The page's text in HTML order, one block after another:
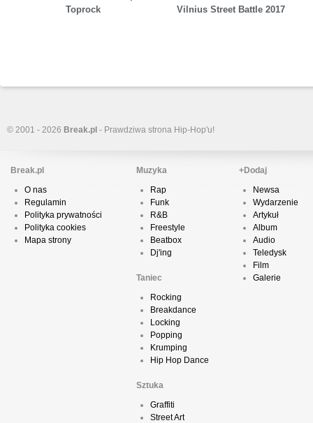
Toprock
Vilnius Street Battle 2017
© 2001 - 2026 Break.pl - Prawdziwa strona Hip-Hop'u!
Break.pl
O nas
Regulamin
Polityka prywatności
Polityka cookies
Mapa strony
Muzyka
Rap
Funk
R&B
Freestyle
Beatbox
Dj'ing
Taniec
Rocking
Breakdance
Locking
Popping
Krumping
Hip Hop Dance
Sztuka
Graffiti
Street Art
+Dodaj
Newsa
Wydarzenie
Artykuł
Album
Audio
Teledysk
Film
Galerie